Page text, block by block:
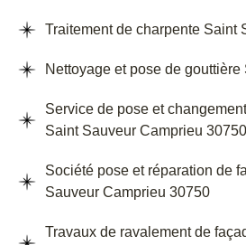
Traitement de charpente Saint
Nettoyage et pose de
Service de pose et
Saint Sauveur Camprieu 30750
Société pose et réparation de
Sauveur Camprieu 30750
Travaux de ravalement de